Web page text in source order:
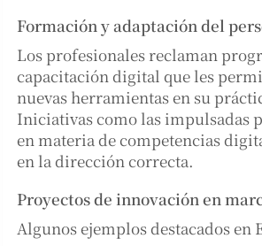
Formación y adaptación del
Los profesionales reclaman
capacitación digital que les
nuevas herramientas en su
Iniciativas como las impulsadas
en materia de competencias
en la dirección correcta.
Proyectos de innovación en
Algunos ejemplos destacados en